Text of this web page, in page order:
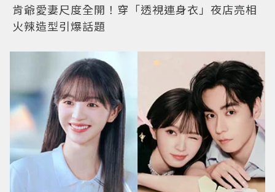
肯爺愛妻尺度全開！穿「透視連身衣」夜店亮相
火辣造型引爆話題